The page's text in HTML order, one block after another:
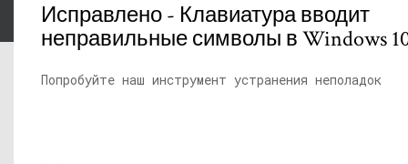
Исправлено - Клавиатура вводит
неправильные символы в Windows
Попробуйте наш инструмент устранения неполадок